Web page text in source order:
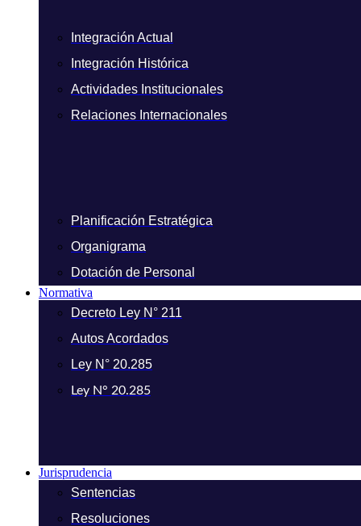
Integración Actual
Integración Histórica
Actividades Institucionales
Relaciones Internacionales
Planificación Estratégica
Organigrama
Dotación de Personal
Normativa
Decreto Ley N° 211
Autos Acordados
Ley N° 20.285
Ley N° 20.285
Jurisprudencia
Sentencias
Resoluciones